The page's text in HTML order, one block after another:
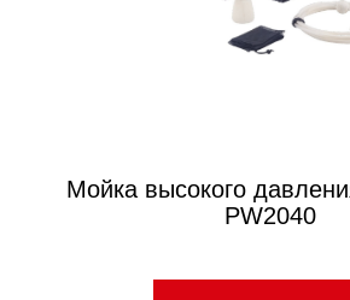
Мойка высокого
PW2040